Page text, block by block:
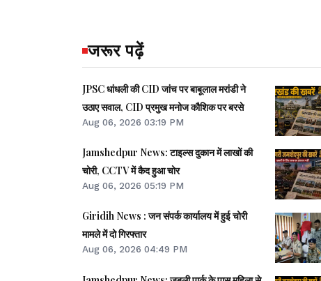
जरूर पढ़ें
JPSC धांधली की CID जांच पर बाबूलाल मरांडी ने
उठाए सवाल, CID प्रमुख मनोज कौशिक पर बरसे
Aug 06, 2026 03:19 PM
Jamshedpur News: टाइल्स दुकान में लाखों की
चोरी, CCTV में कैद हुआ चोर
Aug 06, 2026 05:19 PM
Giridih News : जन संपर्क कार्यालय में हुई चोरी
मामले में दो गिरफ्तार
Aug 06, 2026 04:49 PM